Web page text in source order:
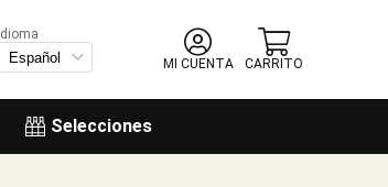
Selecciones
Idioma
MI CUENTA
CARRITO